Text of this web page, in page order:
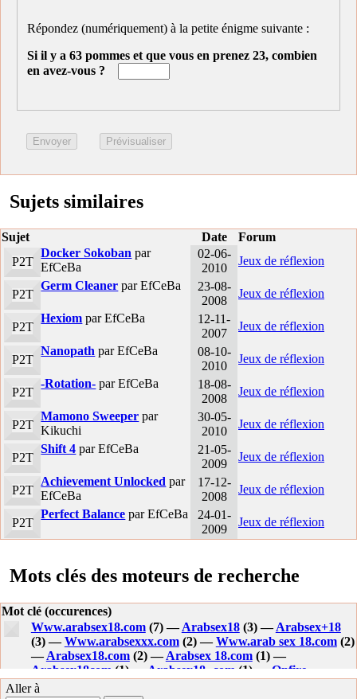
Répondez (numériquement) à la petite énigme suivante :
Si il y a 63 pommes et que vous en prenez 23, combien
en avez-vous ?
Sujets similaires
Sujet Date
Forum
P2T
Docker Sokoban par
EfCeBa
02-06-
2010
Jeux de réflexion
P2T
Germ Cleaner par EfCeBa
23-08-
2008
Jeux de réflexion
P2T
Hexiom par EfCeBa
12-11-
2007
Jeux de réflexion
P2T
Nanopath par EfCeBa
08-10-
2010
Jeux de réflexion
P2T
-Rotation- par EfCeBa
18-08-
2008
Jeux de réflexion
P2T
Mamono Sweeper par
Kikuchi
30-05-
2010
Jeux de réflexion
P2T
Shift 4 par EfCeBa
21-05-
2009
Jeux de réflexion
P2T
Achievement Unlocked par
EfCeBa
17-12-
2008
Jeux de réflexion
P2T
Perfect Balance par EfCeBa
24-01-
2009
Jeux de réflexion
Mots clés des moteurs de recherche
Mot clé (occurences)
Www.arabsex18.com(7) —Arabsex18(3) —Arabsex+18
(3) —Www.arabsexxx.com(2) —Www.arab sex 18.com(2)
—Arabsex18.com(2) —Arabsex 18.com(1) —
Arabsex18com (1) — Arabsex18-.com (1) — Onfire
legitgames -on fire
Aller à